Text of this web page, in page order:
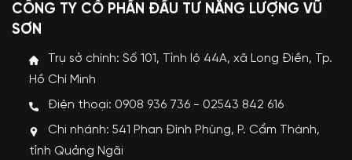
CÔNG TY CỔ PHẦN ĐẦU TƯ NĂNG LƯỢNG VŨ
SƠN
Trụ sở chính: Số 101, Tỉnh lộ 44A, xã Long Điền, Tp.
Hồ Chí Minh
Điện thoại: 0908 936 736 - 02543 842 616
Chi nhánh: 541 Phan Đình Phùng, P. Cẩm Thành,
tỉnh Quảng Ngãi